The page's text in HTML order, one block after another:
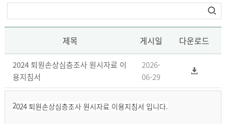
제목 게시일 다운로드
2024 퇴원손상심층조사 원시자료 이
용지침서
2026-
06-29
2024 퇴원손상심층조사 원시자료 이용지침서 입니다.